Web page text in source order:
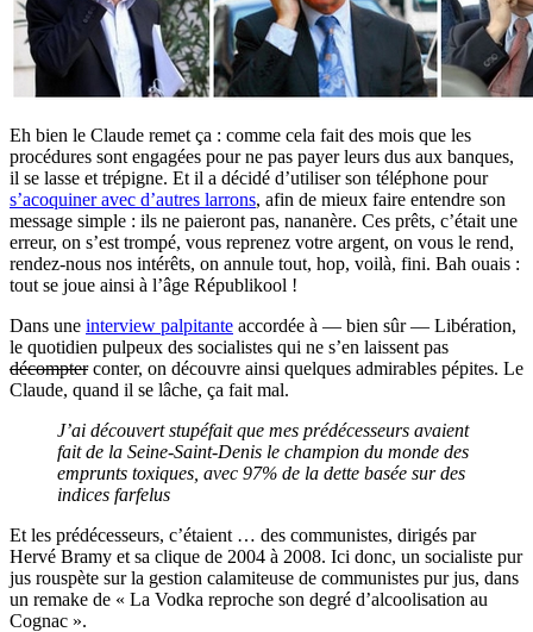
Eh bien le Claude remet ça : comme cela fait des mois que les
procédures sont engagées pour ne pas payer leurs dus aux banques,
il se lasse et trépigne. Et il a décidé d’utiliser son téléphone pour
s’acoquiner avec d’autres larrons, afin de mieux faire entendre son
message simple : ils ne paieront pas, nananère. Ces prêts, c’était une
erreur, on s’est trompé, vous reprenez votre argent, on vous le rend,
rendez-nous nos intérêts, on annule tout, hop, voilà, fini. Bah ouais :
tout se joue ainsi à l’âge Républikool !
Dans une interview palpitante accordée à — bien sûr — Libération,
le quotidien pulpeux des socialistes qui ne s’en laissent pas
décompterconter, on découvre ainsi quelques admirables pépites. Le
Claude, quand il se lâche, ça fait mal.
J’ai découvert stupéfait que mes prédécesseurs avaient
fait de la Seine-Saint-Denis le champion du monde des
emprunts toxiques, avec 97% de la dette basée sur des
indices farfelus
Et les prédécesseurs, c’étaient … des communistes, dirigés par
Hervé Bramy et sa clique de 2004 à 2008. Ici donc, un socialiste pur
jus rouspète sur la gestion calamiteuse de communistes pur jus, dans
un remake de « La Vodka reproche son degré d’alcoolisation au
Cognac ».